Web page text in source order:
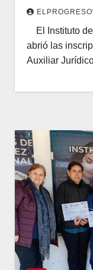
El Instituto
abrió las
Auxiliar